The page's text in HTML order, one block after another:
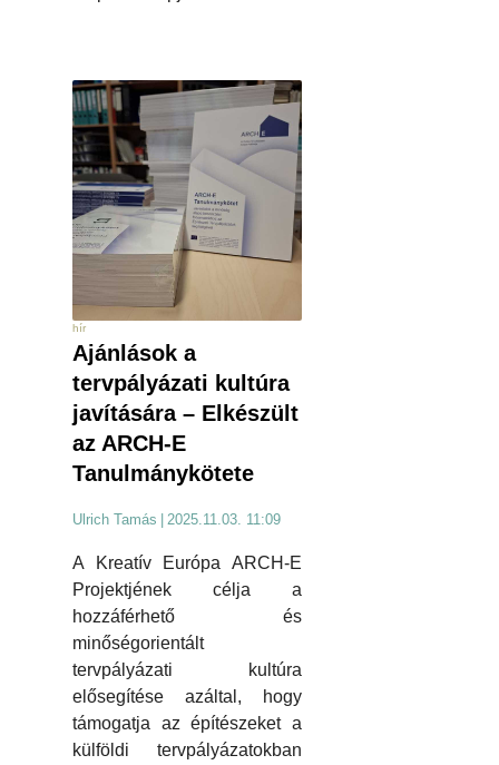
hír
Ajánlások a
tervpályázati kultúra
javítására – Elkészült
az ARCH-E
Tanulmánykötete
Ulrich Tamás 2025.11.03. 11:09
A Kreatív Európa ARCH-E
Projektjének célja a
hozzáférhető és
minőségorientált
tervpályázati kultúra
elősegítése azáltal, hogy
támogatja az építészeket a
külföldi tervpályázatokban